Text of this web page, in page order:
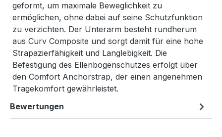
geformt, um maximale Beweglichkeit zu
ermöglichen, ohne dabei auf seine Schutzfunktion
zu verzichten. Der Unterarm besteht rundherum
aus Curv Composite und sorgt damit für eine hohe
Strapazierfähigkeit und Langlebigkeit. Die
Befestigung des Ellenbogenschutzes erfolgt über
den Comfort Anchorstrap, der einen angenehmen
Tragekomfort gewährleistet.
Bewertungen